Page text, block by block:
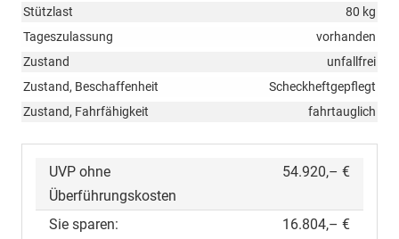
Stützlast
80 kg
Tageszulassung
vorhanden
Zustand
unfallfrei
Zustand, Beschaffenheit
Scheckheftgepflegt
Zustand, Fahrfähigkeit
fahrtauglich
UVP ohne
Überführungskosten
54.920,– €
Sie sparen:
16.804,– €